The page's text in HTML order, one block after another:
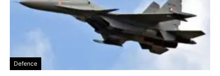
Defence